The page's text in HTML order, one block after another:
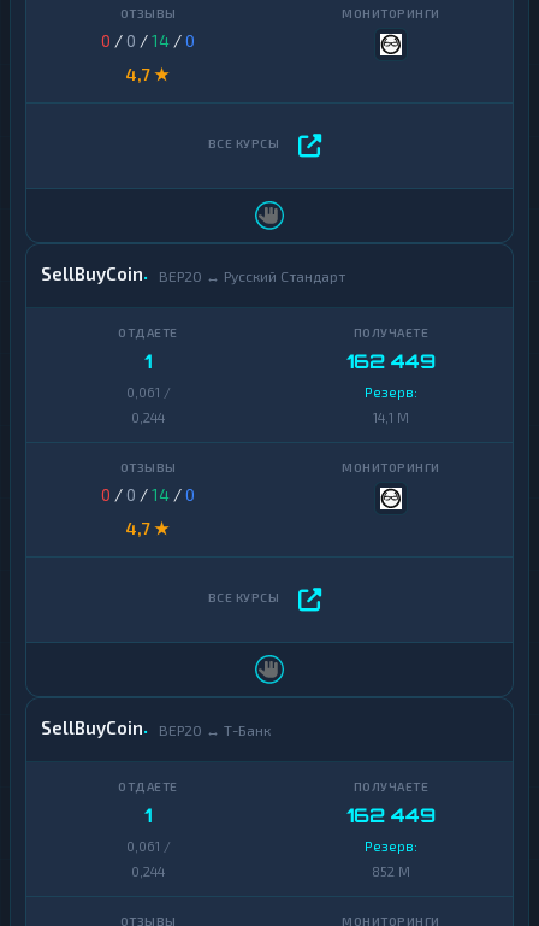
0 / 0 /14 /0
4,7 ★
SellBuyCoin BEP20 ↔ Русский Стандарт
1
0,061 /
0,244
162 449
Резерв:
14,1 M
0 / 0 /14 /0
4,7 ★
SellBuyCoin BEP20 ↔ Т-Банк
1
0,061 /
0,244
162 449
Резерв:
852 M